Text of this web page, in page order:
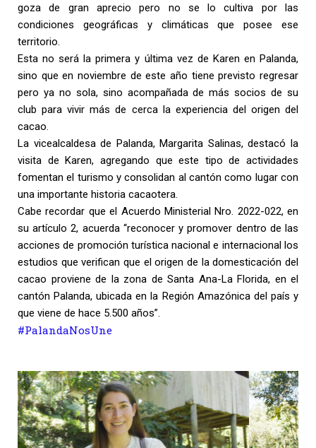
goza de gran aprecio pero no se lo cultiva por las
condiciones geográficas y climáticas que posee ese
territorio.
Esta no será la primera y última vez de Karen en Palanda,
sino que en noviembre de este año tiene previsto regresar
pero ya no sola, sino acompañada de más socios de su
club para vivir más de cerca la experiencia del origen del
cacao.
La vicealcaldesa de Palanda, Margarita Salinas, destacó la
visita de Karen, agregando que este tipo de actividades
fomentan el turismo y consolidan al cantón como lugar con
una importante historia cacaotera.
Cabe recordar que el Acuerdo Ministerial Nro. 2022-022, en
su artículo 2, acuerda “reconocer y promover dentro de las
acciones de promoción turística nacional e internacional los
estudios que verifican que el origen de la domesticación del
cacao proviene de la zona de Santa Ana-La Florida, en el
cantón Palanda, ubicada en la Región Amazónica del país y
que viene de hace 5.500 años”.
#PalandaNosUne